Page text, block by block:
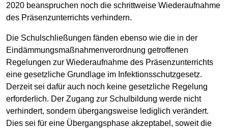
2020 beanspruchen noch die schrittweise Wiederaufnahme
des Präsenzunterrichts verhindern.
Die Schulschließungen fänden ebenso wie die in der
Eindämmungsmaßnahmenverordnung getroffenen
Regelungen zur Wiederaufnahme des Präsenzunterrichts
eine gesetzliche Grundlage im Infektionsschutzgesetz.
Derzeit sei dafür auch noch keine gesetzliche Regelung
erforderlich. Der Zugang zur Schulbildung werde nicht
verhindert, sondern übergangsweise lediglich verändert.
Dies sei für eine Übergangsphase akzeptabel, soweit die